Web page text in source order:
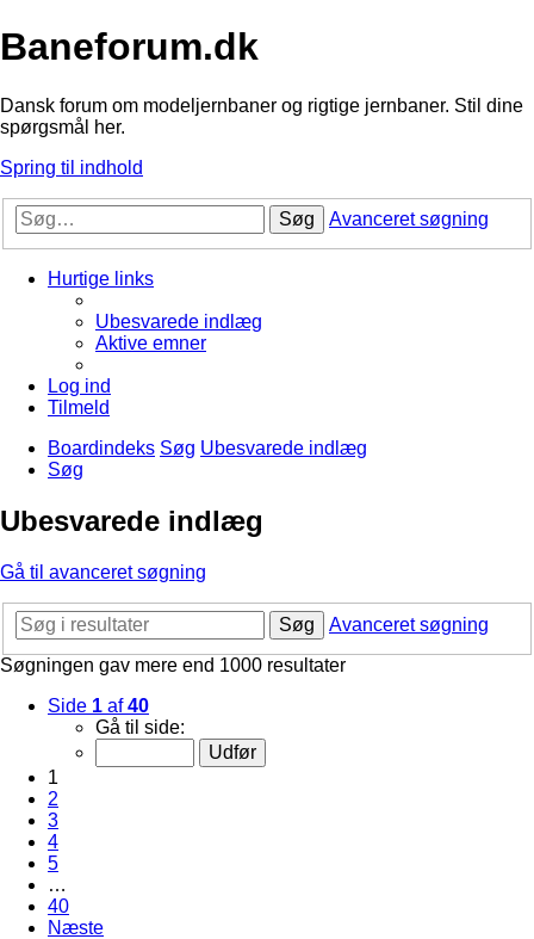
Baneforum.dk
Dansk forum om modeljernbaner og rigtige jernbaner. Stil dine
spørgsmål her.
Spring til indhold
Søg Avanceret søgning
Hurtige links
Ubesvarede indlæg
Aktive emner
Log ind
Tilmeld
Boardindeks Søg Ubesvarede indlæg
Søg
Ubesvarede indlæg
Gå til avanceret søgning
Søg
Avanceret søgning
Søgningen gav mere end 1000 resultater
Side 1 af40
Gå til side:
1
2
3
4
5
…
40
Næste